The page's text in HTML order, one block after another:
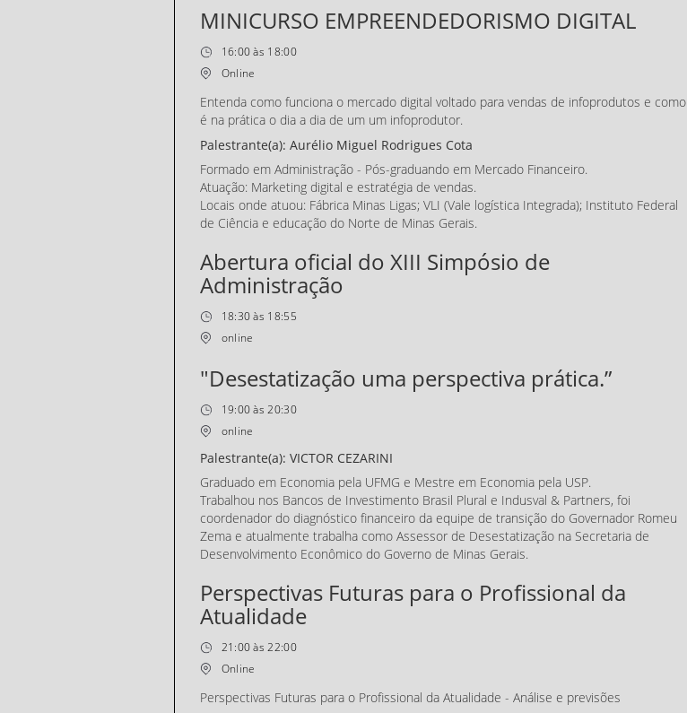
MINICURSO EMPREENDEDORISMO DIGITAL
16:00 às 18:00
Online
Entenda como funciona o mercado digital voltado para vendas de infoprodutos e como
é na prática o dia a dia de um um infoprodutor.
Palestrante(a): Aurélio Miguel Rodrigues Cota
Formado em Administração - Pós-graduando em Mercado Financeiro.
Atuação: Marketing digital e estratégia de vendas.
Locais onde atuou: Fábrica Minas Ligas; VLI (Vale logística Integrada); Instituto Federal
de Ciência e educação do Norte de Minas Gerais.
Abertura oficial do XIII Simpósio de
Administração
18:30 às 18:55
online
"Desestatização uma perspectiva prática.”
19:00 às 20:30
online
Palestrante(a): VICTOR CEZARINI
Graduado em Economia pela UFMG e Mestre em Economia pela USP.
Trabalhou nos Bancos de Investimento Brasil Plural e Indusval & Partners, foi
coordenador do diagnóstico financeiro da equipe de transição do Governador Romeu
Zema e atualmente trabalha como Assessor de Desestatização na Secretaria de
Desenvolvimento Econômico do Governo de Minas Gerais.
Perspectivas Futuras para o Profissional da
Atualidade
21:00 às 22:00
Online
Perspectivas Futuras para o Profissional da Atualidade - Análise e previsões